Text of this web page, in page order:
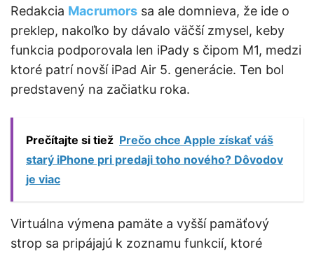
Redakcia Macrumors sa ale domnieva, že ide o
preklep, nakoľko by dávalo väčší zmysel, keby
funkcia podporovala len iPady s čipom M1, medzi
ktoré patrí novší iPad Air 5. generácie. Ten bol
predstavený na začiatku roka.
Prečítajte si tiež Prečo chce Apple získať váš
starý iPhone pri predaji toho nového? Dôvodov
je viac
Virtuálna výmena pamäte a vyšší pamäťový
strop sa pripájajú k zoznamu funkcií, ktoré